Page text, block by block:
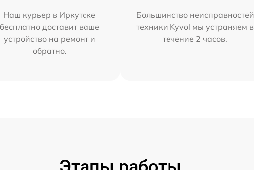
Наш курьер в Иркутске
бесплатно доставит ваше
устройство на ремонт и
обратно.
Большинство неисправностей
техники Kyvol мы устраняем в
течение 2 часов.